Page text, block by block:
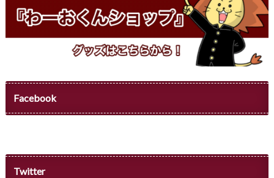
Facebook
Twitter